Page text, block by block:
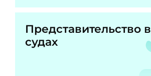
Представительство в
судах